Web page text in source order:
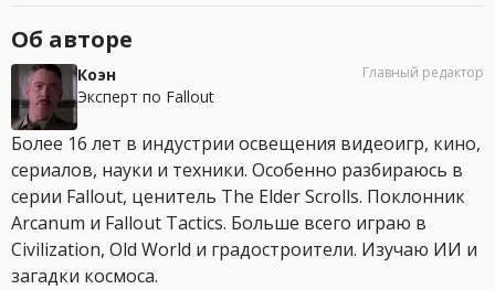
Об авторе
Коэн
Эксперт по Fallout
Главный редактор
Более 16 лет в индустрии освещения видеоигр, кино,
сериалов, науки и техники. Особенно разбираюсь в
серии Fallout, ценитель The Elder Scrolls. Поклонник
Arcanum и Fallout Tactics. Больше всего играю в
Civilization, Old World и градостроители. Изучаю ИИ и
загадки космоса.